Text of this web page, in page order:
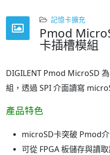
記憶卡擴充
Pmod
卡插槽模組
DIGILENT Pmod MicroSD
組，透過 SPI 介面讀寫
產品特色
microSD卡突破 Pmod
可從 FPGA 板儲存與讀